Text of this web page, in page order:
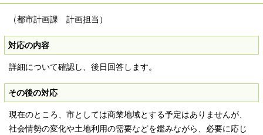
（都市計画課 計画担当）
対応の内容
詳細について確認し、後日回答します。
その後の対応
現在のところ、市としては商業地域とする予定はありませんが、
社会情勢の変化や土地利用の需要などを鑑みながら、必要に応じ